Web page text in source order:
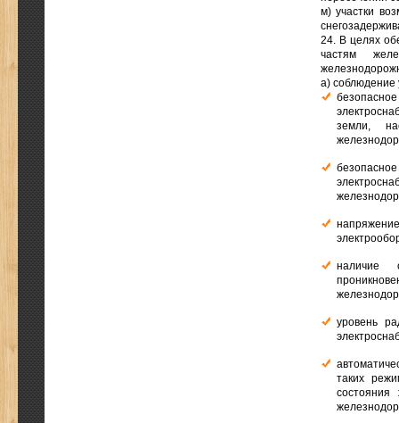
м) участки
24. В целях
частям
а) соблюдение
земли,
наличие
уровень
таких
состояния